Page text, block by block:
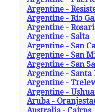
Argentine -
Argentine - Rio
Argentine -
Argentine - Salta
Argentine - San
Argentine - San
Argentine - San
Argentine - Santa
Argentine -
Argentine -
Aruba -